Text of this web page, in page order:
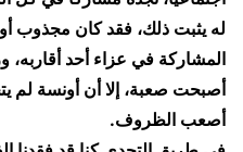
له يثبت ذلك، فقد كان مجذوب
المشاركة في عزاء أحد
أصبحت صعبة، إلا أن أونسة لم
أصعب الظروف.